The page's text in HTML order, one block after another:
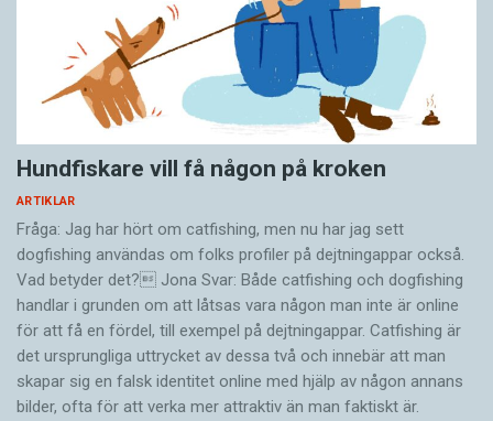
Hundfiskare vill få någon på kroken
ARTIKLAR
Fråga: Jag har hört om catfishing, men nu har jag sett
dogfishing användas om folks profiler på dejtningappar också.
Vad betyder det? Jona Svar: Både catfishing och dogfishing
handlar i grunden om att låtsas vara någon man inte är online
för att få en fördel, till exempel på dejtningappar. Catfishing är
det ursprungliga uttrycket av dessa två och innebär att man
skapar sig en falsk identitet online med hjälp av någon annans
bilder, ofta för att verka mer attraktiv än man faktiskt är.